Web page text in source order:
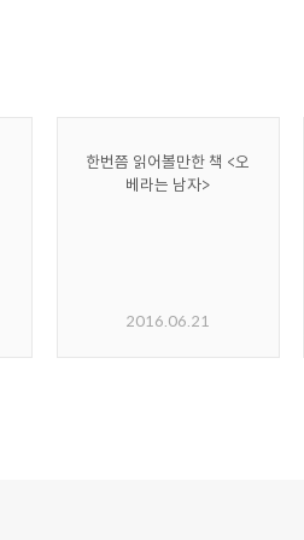
한번쯤 읽어볼만한 책 <오
베라는 남자>
2016.06.21